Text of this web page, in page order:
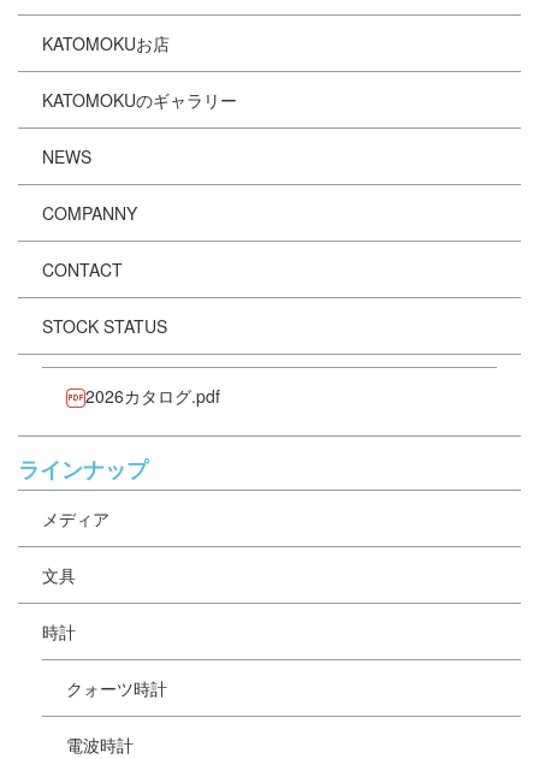
KATOMOKUお店
KATOMOKUのギャラリー
NEWS
COMPANNY
CONTACT
STOCK STATUS
2026カタログ.pdf
ラインナップ
メディア
文具
時計
クォーツ時計
電波時計